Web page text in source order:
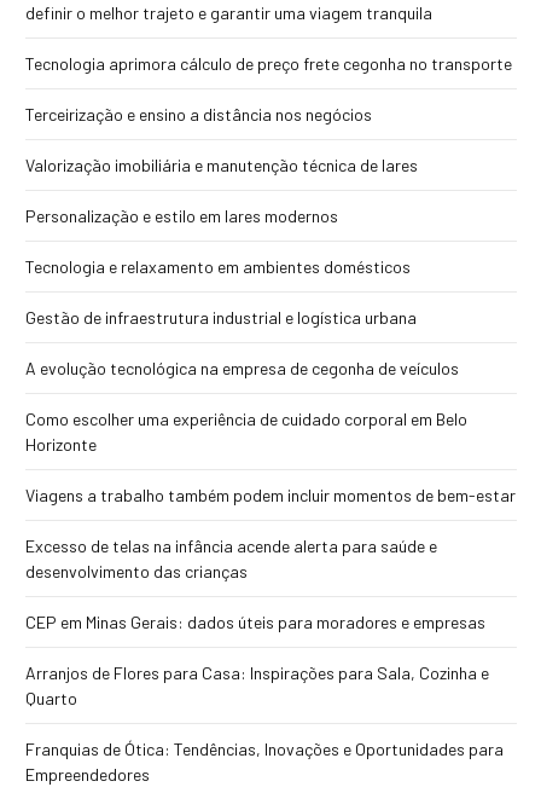
definir o melhor trajeto e garantir uma viagem tranquila
Tecnologia aprimora cálculo de preço frete cegonha no transporte
Terceirização e ensino a distância nos negócios
Valorização imobiliária e manutenção técnica de lares
Personalização e estilo em lares modernos
Tecnologia e relaxamento em ambientes domésticos
Gestão de infraestrutura industrial e logística urbana
A evolução tecnológica na empresa de cegonha de veículos
Como escolher uma experiência de cuidado corporal em Belo
Horizonte
Viagens a trabalho também podem incluir momentos de bem-estar
Excesso de telas na infância acende alerta para saúde e
desenvolvimento das crianças
CEP em Minas Gerais: dados úteis para moradores e empresas
Arranjos de Flores para Casa: Inspirações para Sala, Cozinha e
Quarto
Franquias de Ótica: Tendências, Inovações e Oportunidades para
Empreendedores